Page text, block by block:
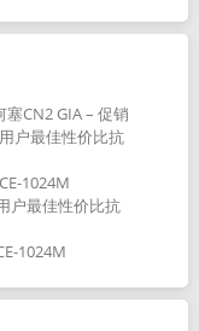
CN2 GIA – 促销
户最佳性价比抗
1024M
户最佳性价比抗
1024M